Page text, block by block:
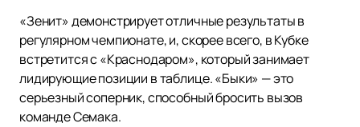
«Зенит» демонстрирует отличные результаты в
регулярном чемпионате, и, скорее всего, в Кубке
встретится с «Краснодаром», который занимает
лидирующие позиции в таблице. «Быки» — это
серьезный соперник, способный бросить вызов
команде Семака.